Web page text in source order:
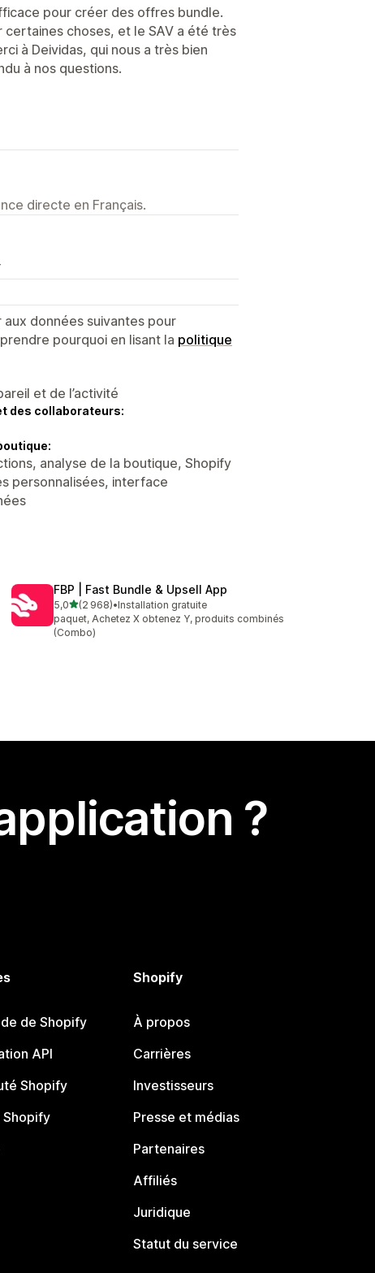
pour créer des offres bundle.
certaines choses, et le SAV a été très
à Deividas, qui nous a très bien
à nos questions.
directe en Français.
données suivantes pour
pourquoi en lisant la politique
et de l’activité
des collaborateurs:
analyse de la boutique, Shopify
personnalisées, interface
FBP | Fast Bundle & Upsell App
5,0étoile(s) sur 5
(2 968)
2968 avis au total
•Installation gratuite
paquet, Achetez X obtenez Y, produits combinés
(Combo)
?
de Shopify
API
Shopify
Shopify
Shopify
À propos
Carrières
Investisseurs
Presse et médias
Partenaires
Affiliés
Juridique
Statut du service